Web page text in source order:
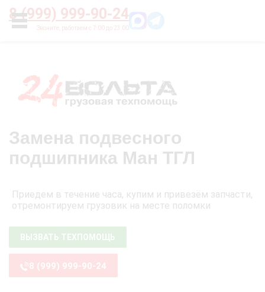
8 (999) 999-90-24
УСЛУГИ
Главная О нас Цены
Замена подвесного
подшипника Ман ТГЛ
Приедем в течение часа, купим и привезём запчасти,
отремонтируем грузовик на месте поломки
ВЫЗВАТЬ ТЕХПОМОЩЬ
8 (999) 999-90-24